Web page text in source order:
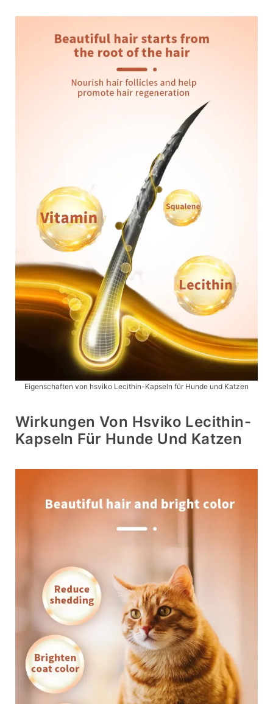
Eigenschaften von hsviko Lecithin-Kapseln für Hunde und Katzen
Wirkungen Von Hsviko Lecithin-
Kapseln Für Hunde Und Katzen